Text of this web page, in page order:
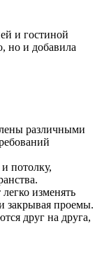
и гостиной
но и добавила
различными
потолку,
изменять
закрывая проемы.
друг на друга,